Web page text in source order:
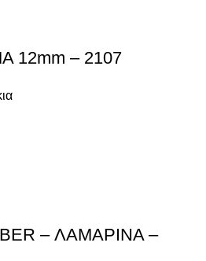
12mm – 2107
– ΛΑΜΑΡΙΝΑ –